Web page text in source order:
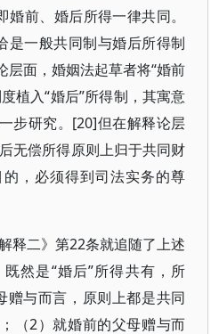
婚前、婚后所得一律共同。
是一般共同制与婚后所得制
层面，婚姻法起草者将“婚前
植入“婚后”所得制，其寓意
步研究。[20]但在解释论层
无偿所得原则上归于共同财
，必须得到司法实务的尊
释二》第22条就追随了上述
然是“婚后”所得共有，所
赠与而言，原则上都是共同
（2）就婚前的父母赠与而